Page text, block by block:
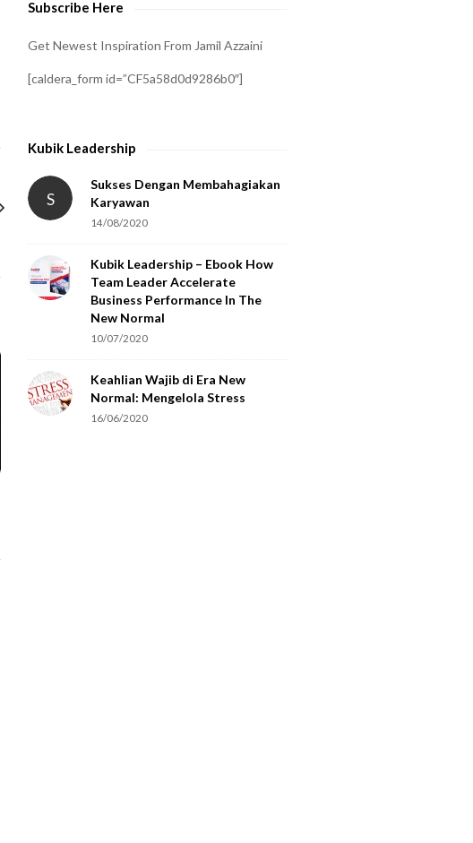
Subscribe Here
Get Newest Inspiration From Jamil Azzaini
[caldera_form id=”CF5a58d0d9286b0″]
Kubik Leadership
S
Sukses Dengan Membahagiakan
Karyawan
14/08/2020
Kubik Leadership – Ebook How
Team Leader Accelerate
Business Performance In The
New Normal
10/07/2020
Keahlian Wajib di Era New
Normal: Mengelola Stress
16/06/2020